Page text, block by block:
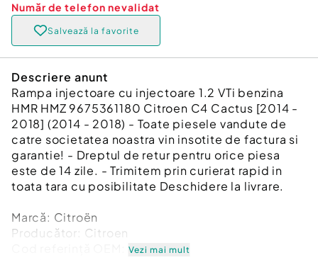
Număr de telefon nevalidat
Salvează la favorite
Descriere anunt
Rampa injectoare cu injectoare 1.2 VTi benzina
HMR HMZ 9675361180 Citroen C4 Cactus [2014 -
2018] (2014 - 2018) - Toate piesele vandute de
catre societatea noastra vin insotite de factura si
garantie! - Dreptul de retur pentru orice piesa
este de 14 zile. - Trimitem prin curierat rapid in
toata tara cu posibilitate Deschidere la livrare.
Marcă: Citroën
Producător: Citroen
Cod referinţă OEM: 45916821
Vezi mai mult